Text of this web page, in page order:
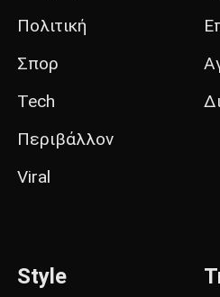
Πολιτική
Σπορ
Tech
Περιβάλλον
Viral
Style